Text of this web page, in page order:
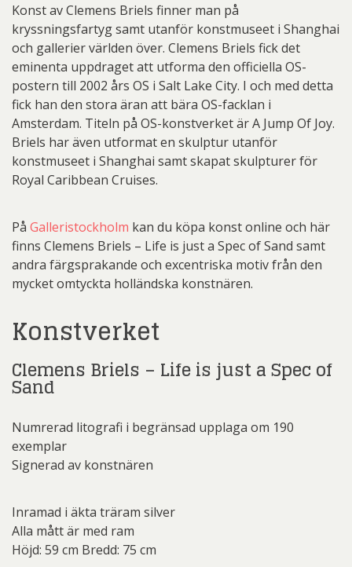
Konst av Clemens Briels finner man på
kryssningsfartyg samt utanför konstmuseet i Shanghai
och gallerier världen över. Clemens Briels fick det
eminenta uppdraget att utforma den officiella OS-
postern till 2002 års OS i Salt Lake City. I och med detta
fick han den stora äran att bära OS-facklan i
Amsterdam. Titeln på OS-konstverket är A Jump Of Joy.
Briels har även utformat en skulptur utanför
konstmuseet i Shanghai samt skapat skulpturer för
Royal Caribbean Cruises.
På Galleristockholm kan du köpa konst online och här
finns Clemens Briels – Life is just a Spec of Sand samt
andra färgsprakande och excentriska motiv från den
mycket omtyckta holländska konstnären.
Konstverket
Clemens Briels – Life is just a Spec of
Sand
Numrerad litografi i begränsad upplaga om 190
exemplar
Signerad av konstnären
Inramad i äkta träram silver
Alla mått är med ram
Höjd: 59 cm Bredd: 75 cm